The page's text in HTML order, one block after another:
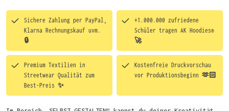
Sichere Zahlung per PayPal,
Klarna Rechnungskauf uvm.
🔒
+1.000.000 zufriedene
Schüler tragen AK Hoodies®
🚀
Premium Textilien in
Streetwear Qualität zum
Best-Preis ✨
Kostenfreie Druckvorschau
vor Produktionsbeginn 🫶🏻